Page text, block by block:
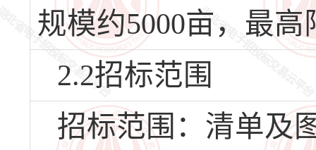
规模约5000亩，最高
2.2招标范围
招标范围：清单及